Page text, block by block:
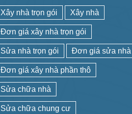
Xây nhà trọn gói Xây nhà
Đơn giá xây nhà trọn gói
Sửa nhà trọn gói Đơn giá sửa nhà
Đơn giá xây nhà phần thô
Sửa chữa nhà
Sửa chữa chung cư